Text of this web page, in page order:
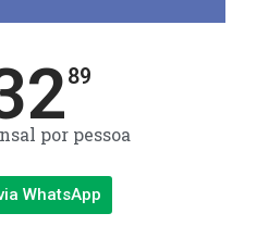
89
por pessoa
WhatsApp